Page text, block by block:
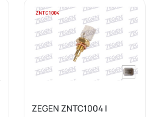
ZEGEN ZNTC1004 |